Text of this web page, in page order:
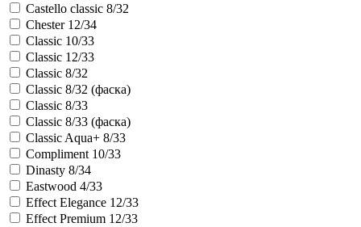
Castello classic 8/32
Chester 12/34
Classic 10/33
Classic 12/33
Classic 8/32
Classic 8/32 (фаска)
Classic 8/33
Classic 8/33 (фаска)
Classic Aqua+ 8/33
Compliment 10/33
Dinasty 8/34
Eastwood 4/33
Effect Elegance 12/33
Effect Premium 12/33